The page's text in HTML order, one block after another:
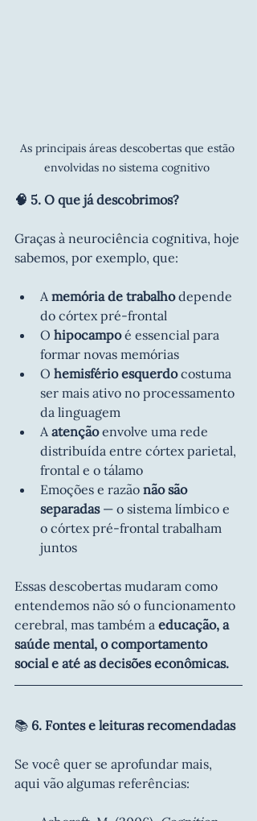
As principais áreas descobertas que estão
envolvidas no sistema cognitivo
🧠 5. O que já descobrimos?
Graças à neurociência cognitiva, hoje
sabemos, por exemplo, que:
A memória de trabalho depende
do córtex pré-frontal
O hipocampo é essencial para
formar novas memórias
O hemisfério esquerdo costuma
ser mais ativo no processamento
da linguagem
A atenção envolve uma rede
distribuída entre córtex parietal,
frontal e o tálamo
Emoções e razão não são
separadas — o sistema límbico e
o córtex pré-frontal trabalham
juntos
Essas descobertas mudaram como
entendemos não só o funcionamento
cerebral, mas também a educação, a
saúde mental, o comportamento
social e até as decisões econômicas.
📚 6. Fontes e leituras recomendadas
Se você quer se aprofundar mais,
aqui vão algumas referências: